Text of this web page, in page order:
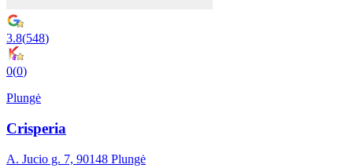
3.8(548)
0(0)
Plungė
Crisperia
A. Jucio g. 7, 90148 Plungė